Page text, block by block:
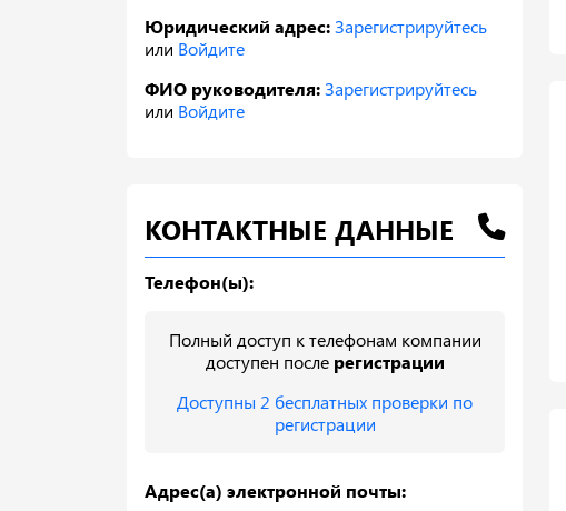
Юридический адрес:Зарегистрируйтесь
или Войдите
ФИО руководителя:Зарегистрируйтесь
или Войдите
КОНТАКТНЫЕ ДАННЫЕ
Телефон(ы):
Полный доступ к телефонам компании
доступен после регистрации
Доступны 2 бесплатных проверки по
регистрации
Адрес(а) электронной почты: